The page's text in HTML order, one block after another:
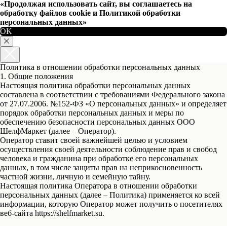
«Продолжая использовать сайт, вы соглашаетесь на
обработку файлов cookie и Политикой обработки
персональных данных»
OK
Политика в отношении обработки персональных данных
1. Общие положения
Настоящая политика обработки персональных данных
составлена в соответствии с требованиями Федерального закона
от 27.07.2006. №152-ФЗ «О персональных данных» и определяет
порядок обработки персональных данных и меры по
обеспечению безопасности персональных данных ООО
ШелфМаркет (далее – Оператор).
Оператор ставит своей важнейшей целью и условием
осуществления своей деятельности соблюдение прав и свобод
человека и гражданина при обработке его персональных
данных, в том числе защиты прав на неприкосновенность
частной жизни, личную и семейную тайну.
Настоящая политика Оператора в отношении обработки
персональных данных (далее – Политика) применяется ко всей
информации, которую Оператор может получить о посетителях
веб-сайта https://shelfmarket.su.